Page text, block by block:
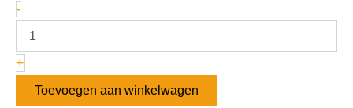
-
+
Toevoegen aan winkelwagen